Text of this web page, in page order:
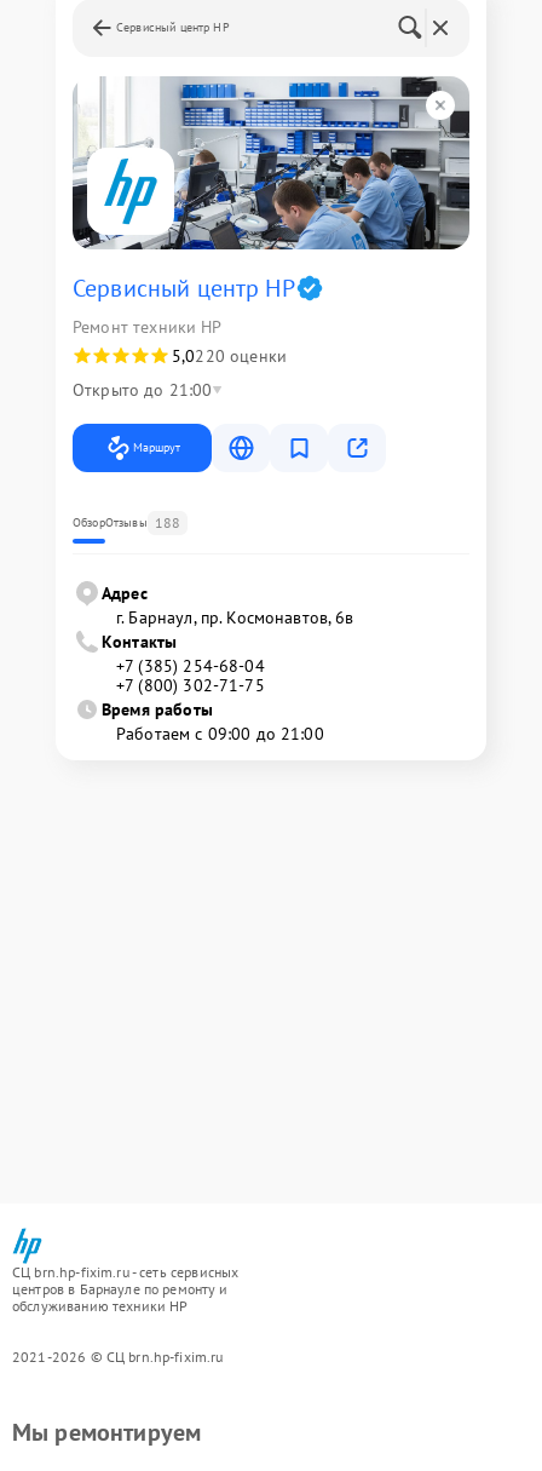
Сервисный центр HP
Сервисный центр HP
Ремонт техники HP
5,0220 оценки
Открыто до 21:00
Маршрут
ОбзорОтзывы 188
Адрес
г. Барнаул, ​пр. Космонавтов, 6в
Контакты
+7 (385) 254-68-04
+7 (800) 302-71-75
Время работы
Работаем с 09:00 до 21:00
СЦ brn.hp-fixim.ru - сеть сервисных
центров в Барнауле по ремонту и
обслуживанию техники HP
2021-2026 © СЦ brn.hp-fixim.ru
Мы ремонтируем